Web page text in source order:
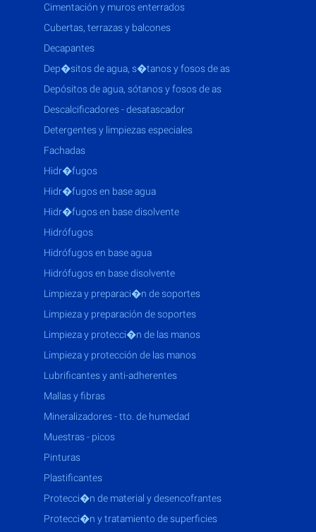
cimentación y muros enterrados
cubertas, terrazas y balcones
decapantes
dep�sitos de agua, s�tanos y fosos de as
depósitos de agua, sótanos y fosos de as
descalcificadores - desatascador
detergentes y limpiezas especiales
fachadas
hidr�fugos
hidr�fugos en base agua
hidr�fugos en base disolvente
hidrófugos
hidrófugos en base agua
hidrófugos en base disolvente
limpieza y preparaci�n de soportes
limpieza y preparación de soportes
limpieza y protecci�n de las manos
limpieza y protección de las manos
lubrificantes y anti-adherentes
mallas y fibras
mineralizadores - tto. de humedad
muestras - picos
pinturas
plastificantes
protecci�n de material y desencofrantes
protecci�n y tratamiento de superficies